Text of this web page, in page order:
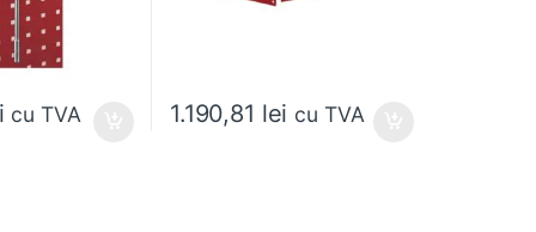
cu TVA 1.190,81 lei cu TVA